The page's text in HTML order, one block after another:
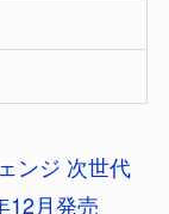
ンジ 次世代
12月発売